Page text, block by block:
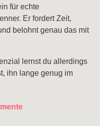
für echte
Er fordert Zeit,
belohnt genau das mit
lernst du allerdings
ihn lange genug im